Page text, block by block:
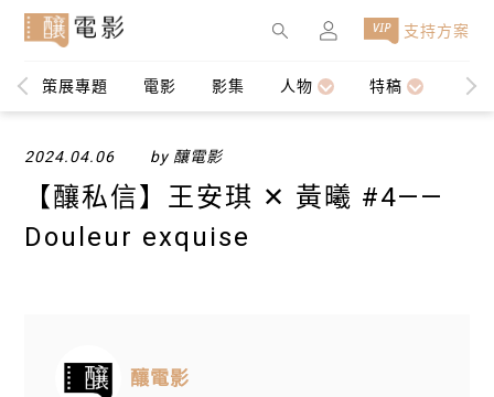
策展專題 電影 影集 人物 特稿 編
支持方案
×
2024.04.06 by 釀電影
【​釀私信】王安琪 ✕ 黃曦 #4——
Douleur exquise
釀電影